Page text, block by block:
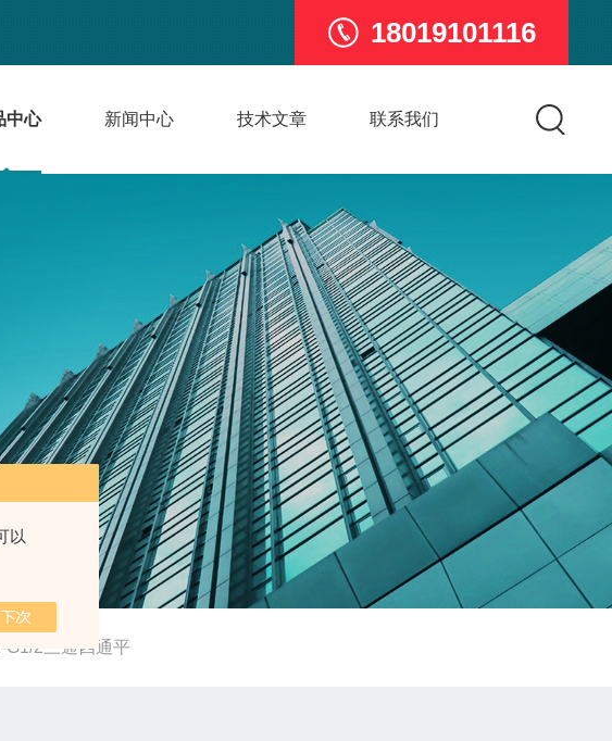
以
18019101116
中心 新闻中心 技术文章 联系我们
2三通四通平